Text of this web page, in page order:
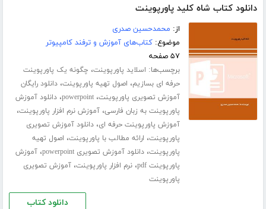
دانلود کتاب شاه کلید پاورپوینت
از: محمدحسین صدری
موضوع:کتاب‌های آموزش و ترفند کامپیوتر
۵۷ صفحه
برچسب‌ها: اسلاید پاورپوینت، چگونه یک پاورپوینت
حرفه ای بسازیم، اصول تهیه پاورپوینت،دانلود رایگان
آموزش تصویری پاورپوینت،powerpoint،دانلود آموزش
پاورپوینت به زبان فارسی،آموزش نرم افزار پاورپوینت،
آموزش پاورپوینت حرفه ای،دانلود آموزش تصویری
پاورپوینت، ارائه مطالب با پاورپوینت، اصول تهیه
پاورپوینت،دانلود آموزش تصویری powerpoint ،آموزش
پاورپوینت pdf
،نرم افزار پاورپوینت،آموزش تصویری
پاورپوینت
دانلود کتاب